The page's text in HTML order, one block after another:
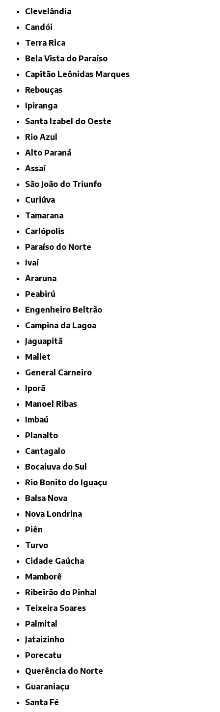
Clevelândia
Candói
Terra Rica
Bela Vista do Paraíso
Capitão Leônidas Marques
Rebouças
Ipiranga
Santa Izabel do Oeste
Rio Azul
Alto Paraná
Assaí
São João do Triunfo
Curiúva
Tamarana
Carlópolis
Paraíso do Norte
Ivaí
Araruna
Peabirú
Engenheiro Beltrão
Campina da Lagoa
Jaguapitã
Mallet
General Carneiro
Iporã
Manoel Ribas
Imbaú
Planalto
Cantagalo
Bocaiuva do Sul
Rio Bonito do Iguaçu
Balsa Nova
Nova Londrina
Piên
Turvo
Cidade Gaúcha
Mamborê
Ribeirão do Pinhal
Teixeira Soares
Palmital
Jataizinho
Porecatu
Querência do Norte
Guaraniaçu
Santa Fé